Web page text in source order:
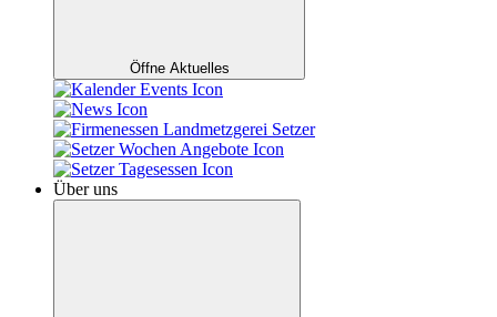
Öffne Aktuelles
Über uns